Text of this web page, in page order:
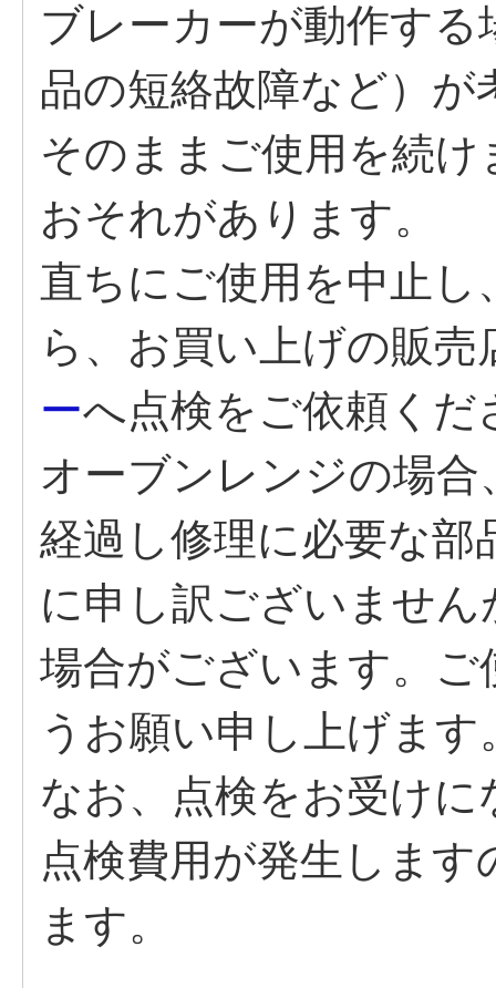
ブレーカーが動作す
品の短絡故障など）が
そのままご使用を続
おそれがあります。
直ちにご使用を中止
ら、お買い上げの販売
ーへ点検をご依頼くだ
オーブンレンジの場
経過し修理に必要な部
に申し訳ございませ
場合がございます。
うお願い申し上げます
なお、点検をお受け
点検費用が発生しま
ます。